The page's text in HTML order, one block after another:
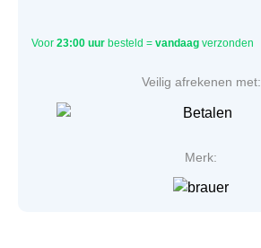
Voor 23:00 uur besteld = vandaag verzonden
Veilig afrekenen met:
Merk: